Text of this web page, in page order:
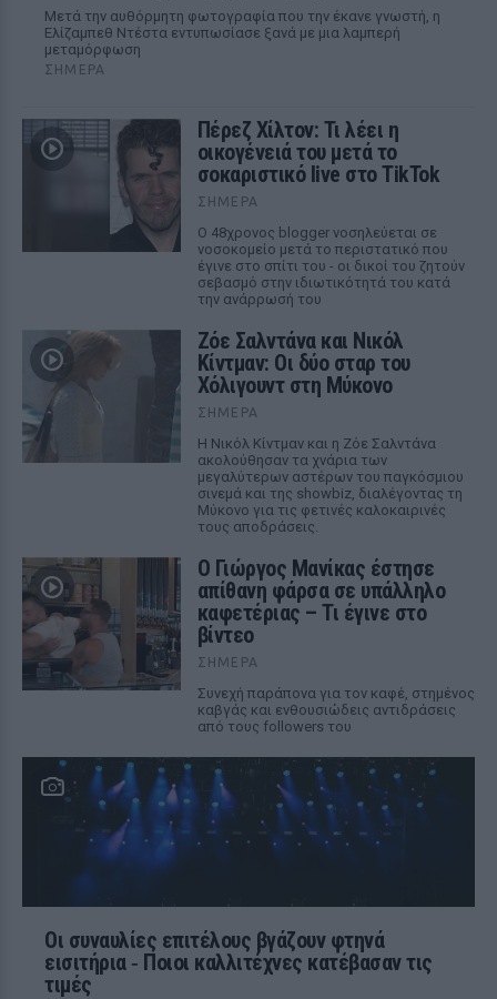
Μετά την αυθόρμητη φωτογραφία που την έκανε γνωστή, η
Ελίζαμπεθ Ντέστα εντυπωσίασε ξανά με μια λαμπερή
μεταμόρφωση
ΣΉΜΕΡΑ
Πέρεζ Χίλτον: Τι λέει η
οικογένειά του μετά το
σοκαριστικό live στο TikTok
ΣΉΜΕΡΑ
Ο 48χρονος blogger νοσηλεύεται σε
νοσοκομείο μετά το περιστατικό που
έγινε στο σπίτι του - οι δικοί του ζητούν
σεβασμό στην ιδιωτικότητά του κατά
την ανάρρωσή του
Ζόε Σαλντάνα και Νικόλ
Κίντμαν: Οι δύο σταρ του
Χόλιγουντ στη Μύκονο
ΣΉΜΕΡΑ
Η Νικόλ Κίντμαν και η Ζόε Σαλντάνα
ακολούθησαν τα χνάρια των
μεγαλύτερων αστέρων του παγκόσμιου
σινεμά και της showbiz, διαλέγοντας τη
Μύκονο για τις φετινές καλοκαιρινές
τους αποδράσεις.
Ο Γιώργος Μανίκας έστησε
απίθανη φάρσα σε υπάλληλο
καφετέριας – Τι έγινε στο
βίντεο
ΣΉΜΕΡΑ
Συνεχή παράπονα για τον καφέ, στημένος
καβγάς και ενθουσιώδεις αντιδράσεις
από τους followers του
Οι συναυλίες επιτέλους βγάζουν φτηνά
εισιτήρια ‑ Ποιοι καλλιτέχνες κατέβασαν τις
τιμές